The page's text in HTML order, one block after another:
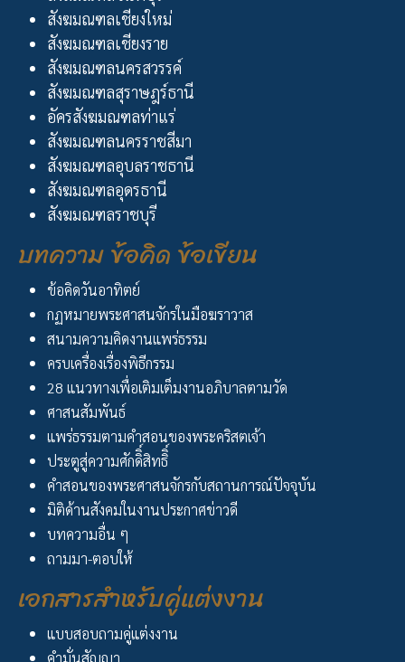
สังฆมณฑลเชียงใหม่
สังฆมณฑลเชียงราย
สังฆมณฑลนครสวรรค์
สังฆมณฑลสุราษฎร์ธานี
อัครสังฆมณฑลท่าแร่
สังฆมณฑลนครราชสีมา
สังฆมณฑลอุบลราชธานี
สังฆมณฑลอุดรธานี
สังฆมณฑลราชบุรี
บทความ ข้อคิด ข้อเขียน
ข้อคิดวันอาทิตย์
กฏหมายพระศาสนจักรในมือฆราวาส
สนามความคิดงานแพร่ธรรม
ครบเครื่องเรื่องพิธีกรรม
28 แนวทางเพื่อเติมเต็มงานอภิบาลตามวัด
ศาสนสัมพันธ์
แพร่ธรรมตามคำสอนของพระคริสตเจ้า
ประตูสู่ความศักดิิ์สิทธิิ์
คำสอนของพระศาสนจักรกับสถานการณ์ปัจจุบัน
มิติด้านสังคมในงานประกาศข่าวดี
บทความอื่น ๆ
ถามมา-ตอบให้
เอกสารสำหรับคู่แต่งงาน
แบบสอบถามคู่แต่งงาน
คำมั่นสัญญา